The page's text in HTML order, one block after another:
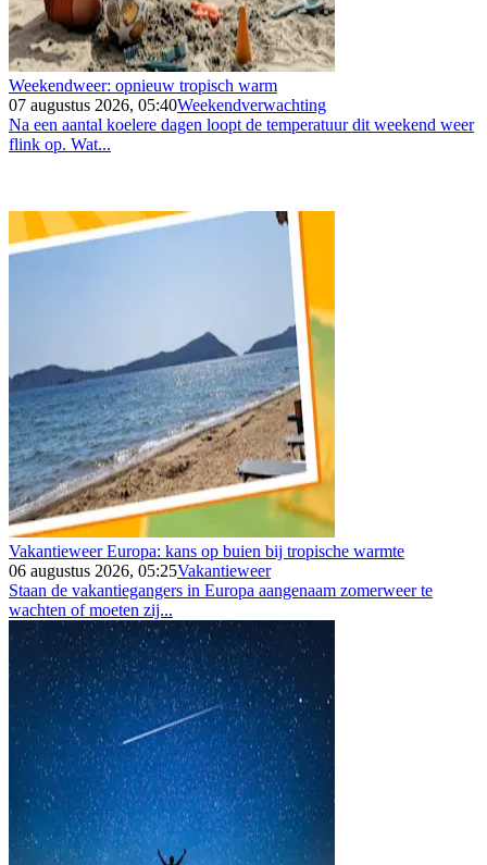
Weekendweer: opnieuw tropisch warm
07 augustus 2026, 05:40Weekendverwachting
Na een aantal koelere dagen loopt de temperatuur dit weekend weer
flink op. Wat...
Vakantieweer Europa: kans op buien bij tropische warmte
06 augustus 2026, 05:25Vakantieweer
Staan de vakantiegangers in Europa aangenaam zomerweer te
wachten of moeten zij...